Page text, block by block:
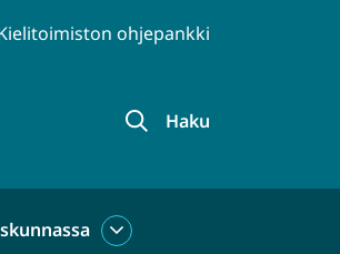
ohjepankki
Haku
Kieli